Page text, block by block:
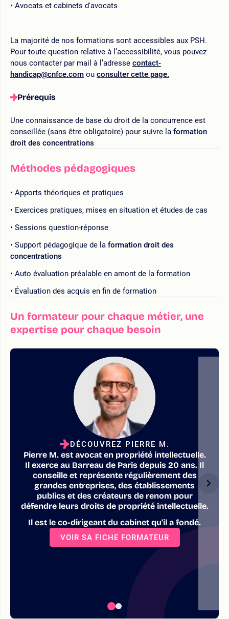
Avocats et cabinets d'avocats
La majorité de nos formations sont accessibles aux PSH.
Pour toute question relative à l’accessibilité, vous pouvez
nous contacter par mail à l’adresse contact-
handicap@cnfce.com ou consulter cette page.
Prérequis
Une connaissance de base du droit de la concurrence est
conseillée (sans être obligatoire) pour suivre la formation
droit des concentrations
Méthodes pédagogiques
Apports théoriques et pratiques
Exercices pratiques, mises en situation et études de cas
Sessions question-réponse
Support pédagogique de la formation droit des
concentrations
Auto évaluation préalable en amont de la formation
Évaluation des acquis en fin de formation
Un formateur pour chaque métier, une
expertise pour chaque besoin
DÉCOUVREZ PIERRE M.
Pierre M. est avocat en propriété intellectuelle.
Il exerce au Barreau de Paris depuis 20 ans. Il
conseille et représente régulièrement des
grandes entreprises, des établissements
publics et des créateurs de renom pour
défendre leurs droits de propriété intellectuelle.
Il est le co-dirigeant du cabinet qu'il a fondé.
VOIR SA FICHE FORMATEUR